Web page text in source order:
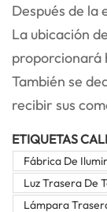
Después de la
La ubicación
proporcionará
También se
recibir sus
ETIQUETAS
Fábrica De
Luz Trasera De
Lámpara